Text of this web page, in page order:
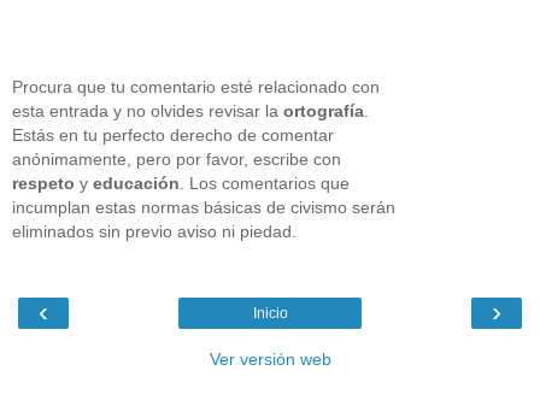
Procura que tu comentario esté relacionado con
esta entrada y no olvides revisar la ortografía
Estás en tu perfecto derecho de comentar
anónimamente, pero por favor, escribe con
respeto y educación . Los comentarios que
incumplan estas normas básicas de civismo serán
eliminados sin previo aviso ni piedad.
‹ ›
Inicio
Ver versión web